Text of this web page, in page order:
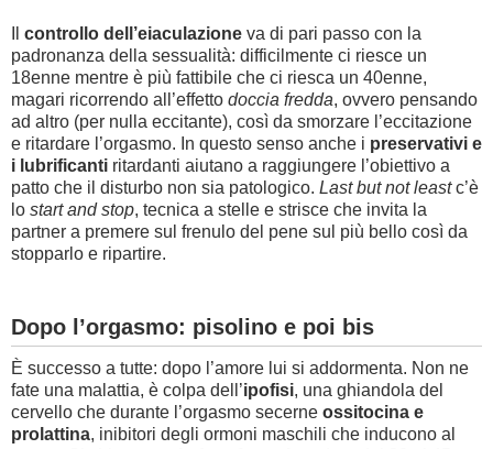
controllo dell’eiaculazione va di pari passo con la
padronanza della sessualità: difficilmente ci riesce un
18enne mentre è più fattibile che ci riesca un 40enne,
magari ricorrendo all’effetto doccia fredda, ovvero pensando
ad altro (per nulla eccitante), così da smorzare l’eccitazione
e ritardare l’orgasmo. In questo senso anche i preservativi e
i lubrificanti ritardanti aiutano a raggiungere l’obiettivo a
patto che il disturbo non sia patologico. Last but not leastc’è
lo start and stop, tecnica a stelle e strisce che invita la
partner a premere sul frenulo del pene sul più bello così da
stopparlo e ripartire.
Dopo l’orgasmo: pisolino e poi bis
È successo a tutte: dopo l’amore lui si addormenta. Non ne
fate una malattia, è colpa dell’ipofisi, una ghiandola del
cervello che durante l’orgasmo secerne ossitocina e
prolattina, inibitori degli ormoni maschili che inducono al